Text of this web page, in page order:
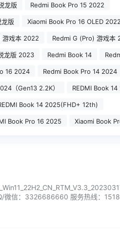
龙版 Redmi Book Pro 15 2022
版 Xiaomi Book Pro 16 OLED 2022
游戏本 2022 Redmi G (Pro) 游戏本
龙版 2023 Redmi Book 14
16 2024 Redmi Book Pro 14 2024
（Gen13 2.2K） REDMI Book 14
Book 14 2025(FHD+ 12th)
Book Pro 16 2025 Xiaomi Book
微信：3326686660 服务热线：